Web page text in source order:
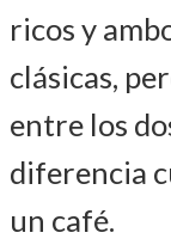
ricos y
clásicas,
entre los
diferencia
un café.